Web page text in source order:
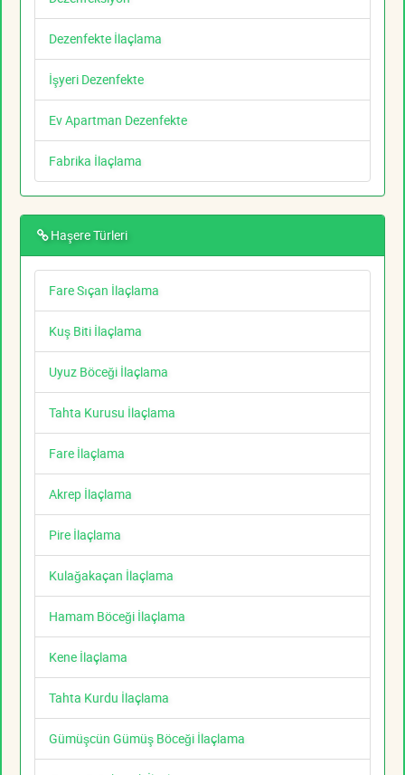
Dezenfekte İlaçlama
İşyeri Dezenfekte
Ev Apartman Dezenfekte
Fabrika İlaçlama
Haşere Türleri
Fare Sıçan İlaçlama
Kuş Biti İlaçlama
Uyuz Böceği İlaçlama
Tahta Kurusu İlaçlama
Fare İlaçlama
Akrep İlaçlama
Pire İlaçlama
Kulağakaçan İlaçlama
Hamam Böceği İlaçlama
Kene İlaçlama
Tahta Kurdu İlaçlama
Gümüşcün Gümüş Böceği İlaçlama